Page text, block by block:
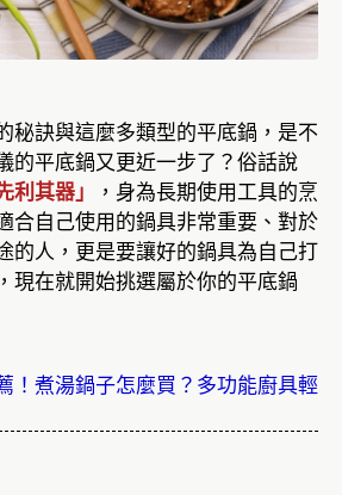
秘訣與這麼多類型的平底鍋，是不
的平底鍋又更近一步了？俗話說
利其器」
，身為長期使用工具的烹
合自己使用的鍋具非常重要、對於
的人，更是要讓好的鍋具為自己打
現在就開始挑選屬於你的平底鍋
！煮湯鍋子怎麼買？多功能廚具輕